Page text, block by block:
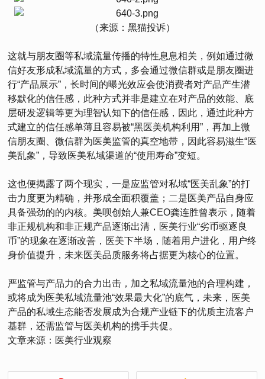
（来源：黑猫投诉）
这就与朋友圈等私域流量传播的特性息息相关，例如通过微
信好友形成私域流量的方式，多会通过微信群或是朋友圈进
行“产品展示”，长时间的曝光效应会使消费者对产品产生潜
移默化的信任感，此种方式并非是建立在对产品的效能、底
层研发逻辑等更为理智认知下的信任感，因此，通过此种方
式建立的信任感单薄且容易被“黑医美机构利用”，再加上微
信朋友圈、微信群为医美监管的真空地带，因此容易滋生“医
美乱象”，导致医美私域渠道的“使用寿命”变短。
这也便揭露了两个现实，一是应监管对私域“医美乱象”的打
击力度更为精确，并形成全面积覆盖；二是医美产品自身应
具备强劲的的内核。美呗创始人兼CEO龚连胜曾表示，随着
非正规机构和非正规产品逐渐出清，医美行业“劣币驱逐良
币”的现象在逐渐改善，医美下半场，随着用户进化，用户终
身价值提升，未来医美品质服务将占据更为核心的位置。
严监管与产品力的合力出击，加之私域流量池的合理构建，
或将成为医美私域流量池“效果最大化”的底气，未来，医美
产品的私域生态能否发展成为合规产业链下的优质主流客户
基群，还需监管与医美机构的携手共促。
文章来源：医美行业观察